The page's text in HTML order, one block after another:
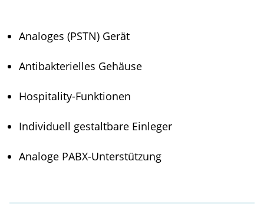
Analoges (PSTN) Gerät
Antibakterielles Gehäuse
Hospitality-Funktionen
Individuell gestaltbare Einleger
Analoge PABX-Unterstützung